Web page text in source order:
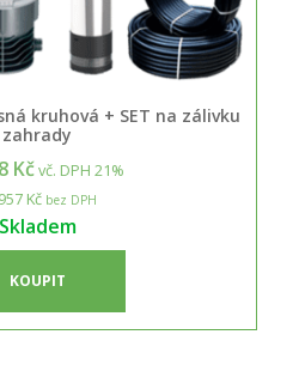
kruhová + SET na zálivku
zahrady
Kčvč. DPH 21%
Kč bez DPH
Skladem
KOUPIT